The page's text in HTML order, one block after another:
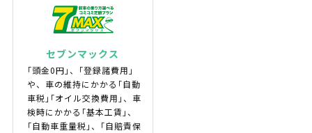
セブンマックス
｢頭金0円｣、｢登録諸費用｣
や、車の維持にかかる｢自動
車税｣｢オイル交換費用｣、車
検時にかかる｢基本工賃｣、
｢自動車重量税｣、｢自賠責保